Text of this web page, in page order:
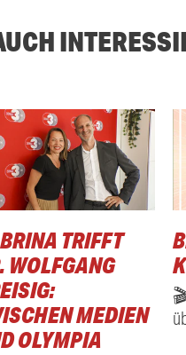
TRIFFT
WOLFGANG
MEDIEN
OLYMPIA